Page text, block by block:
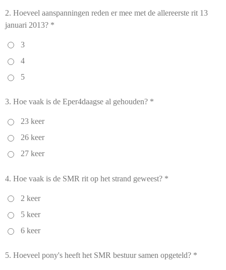
2. Hoeveel aanspanningen reden er mee met de allereerste rit 13
januari 2013? *
3
4
5
3. Hoe vaak is de Eper4daagse al gehouden? *
23 keer
26 keer
27 keer
4. Hoe vaak is de SMR rit op het strand geweest? *
2 keer
5 keer
6 keer
5. Hoeveel pony's heeft het SMR bestuur samen opgeteld? *